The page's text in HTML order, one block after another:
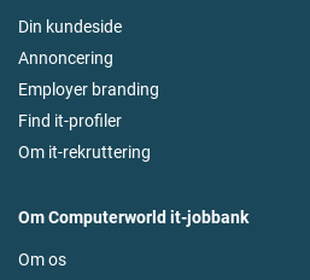
Din kundeside
Annoncering
Employer branding
Find it-profiler
Om it-rekruttering
Om Computerworld it-jobbank
Om os